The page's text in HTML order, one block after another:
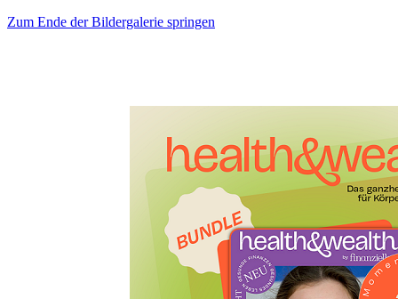
Zum Ende der Bildergalerie springen